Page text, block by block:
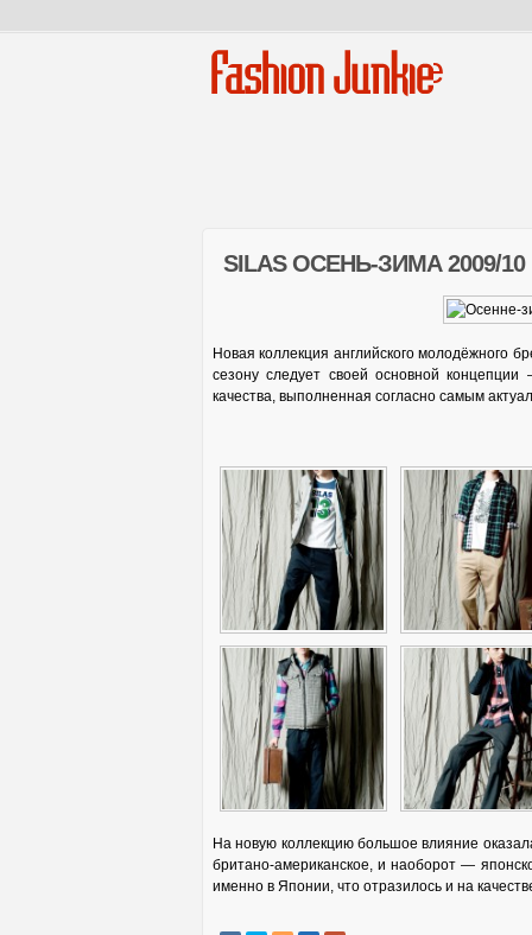
Fashion Junkie
SILAS ОСЕНЬ-ЗИМА 2009/10
Новая коллекция английского молодёжного
сезону следует своей основной
качества, выполненная согласно самым
На новую коллекцию большое влияние
британо-американское, и наоборот —
именно в Японии, что отразилось и на